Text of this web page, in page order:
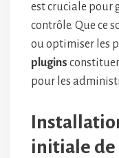
est cruciale pour
contrôle. Que ce
ou optimiser les
plugins
pour les
initiale de